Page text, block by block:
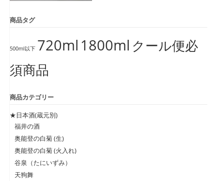
商品タグ
500ml以下 720ml 1800ml クール便必
須商品
商品カテゴリー
★日本酒(蔵元別)
福井の酒
奥能登の白菊 (生)
奥能登の白菊 (火入れ)
谷泉（たにいずみ）
天狗舞